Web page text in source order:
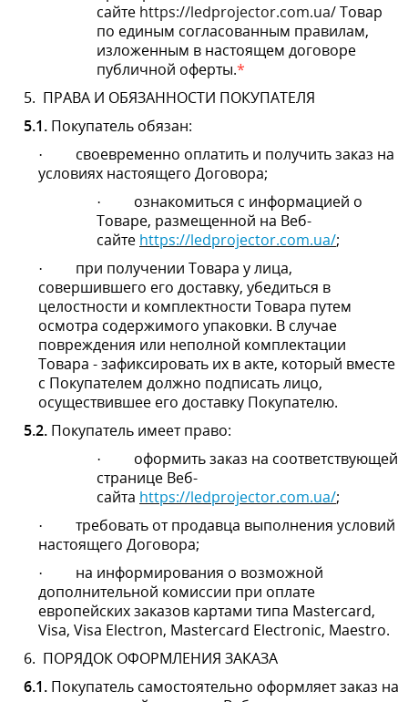
сайте https://ledprojector.com.ua/
при получении Товара у лица, совершившего
его доставку, убедиться в целостности и
комплектности Товара путем осмотра содержимого
упаковки. В случае повреждения или неполной
комплектации Товара - зафиксировать их в акте,
который вместе с Покупателем должно подписать
лицо, осуществившее его доставку Покупателю.
5.2.Покупатель имеет право:
оформить заказ на соответствующей
странице Веб-
сайтаhttps://ledprojector.com.ua/;
требовать от продавца выполнения условий
настоящего Договора;
·
на информирования о возможной
дополнительной комиссии при оплате европейских
заказов картами типа Mastercard, Visa, Visa Electron,
Mastercard Electronic, Maestro.
ПОРЯДОК ОФОРМЛЕНИЯ ЗАКАЗА
6.1. Покупатель самостоятельно оформляет заказ на
соответствующей странице Веб-
https://ledprojector.com.ua/
Товаров в виртуальную корзину с помощью нажатия
кнопки «В корзину!», или сделав заказ по электронной
почте, или по номеру телефона, указанном в разделе
контактов Веб-сайтаhttps://ledprojector.com.ua/
6.2.
Срок формирования Заказа до 2 рабочих дней с
момента его оформления. В случае, если заказ
отправлен в выходной или праздничный день, срок
формирования начинается с первого после выходного
рабочего дня.
7. ЦЕНА ДОГОВОРА И ПОРЯДОК ОПЛАТЫ